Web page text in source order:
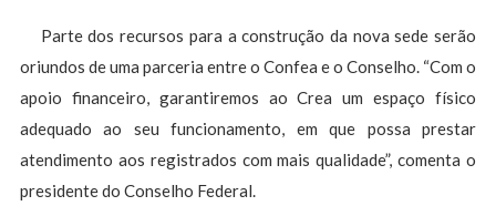
Parte dos recursos para a construção da nova sede serão
oriundos de uma parceria entre o Confea e o Conselho. “Com o
apoio financeiro, garantiremos ao Crea um espaço físico
adequado ao seu funcionamento, em que possa prestar
atendimento aos registrados com mais qualidade”, comenta o
presidente do Conselho Federal.